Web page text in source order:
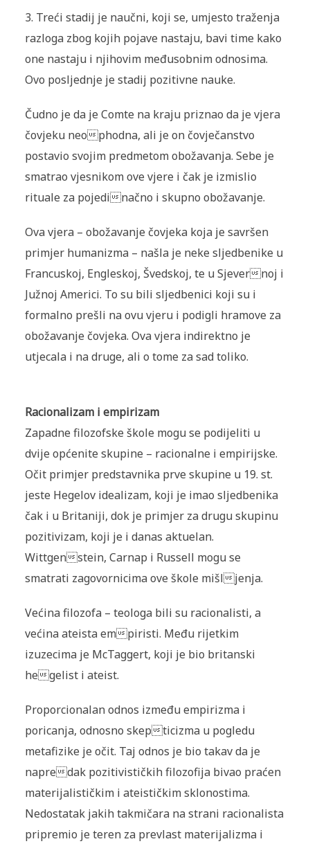
3. Treći stadij je naučni, koji se, umjesto traženja
razloga zbog kojih pojave nastaju, bavi time kako
one nastaju i njihovim međusobnim odnosima.
Ovo posljednje je stadij pozitivne nauke.
Čudno je da je Comte na kraju priznao da je vjera
čovjeku neophodna, ali je on čovječanstvo
postavio svojim predmetom obožavanja. Sebe je
smatrao vjesnikom ove vjere i čak je izmislio
rituale za pojedinačno i skupno obožavanje.
Ova vjera – obožavanje čovjeka koja je savršen
primjer humanizma – našla je neke sljedbenike u
Francuskoj, Engleskoj, Švedskoj, te u Sjevernoj i
Južnoj Americi. To su bili sljedbenici koji su i
formalno prešli na ovu vjeru i podigli hramove za
obožavanje čovjeka. Ova vjera indirektno je
utjecala i na druge, ali o tome za sad toliko.
Racionalizam i empirizam
Zapadne filozofske škole mogu se podijeliti u
dvije općenite skupine – racionalne i empirijske.
Očit primjer predstavnika prve skupine u 19. st.
jeste Hegelov idealizam, koji je imao sljedbenika
čak i u Britaniji, dok je primjer za drugu skupinu
pozitivizam, koji je i danas aktuelan.
Wittgenstein, Carnap i Russell mogu se
smatrati zagovornicima ove škole mišljenja.
Većina filozofa – teologa bili su racionalisti, a
većina ateista empiristi. Među rijetkim
izuzecima je McTaggert, koji je bio britanski
hegelist i ateist.
Proporcionalan odnos između empirizma i
poricanja, odnosno skepticizma u pogledu
metafizike je očit. Taj odnos je bio takav da je
napredak pozitivističkih filozofija bivao praćen
materijalističkim i ateističkim sklonostima.
Nedostatak jakih takmičara na strani racionalista
pripremio je teren za prevlast materijalizma i